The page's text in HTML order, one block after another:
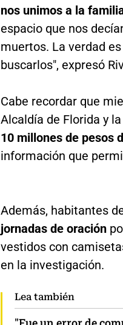
nos unimos a la
espacio que nos
muertos. La verdad
buscarlos", expresó
Cabe recordar que
Alcaldía de Florida y
10 millones de pesos
información que
Además, habitantes
jornadas de oración
vestidos con
en la investigación.
Lea también